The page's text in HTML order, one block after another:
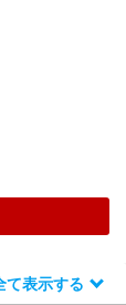
て表示する